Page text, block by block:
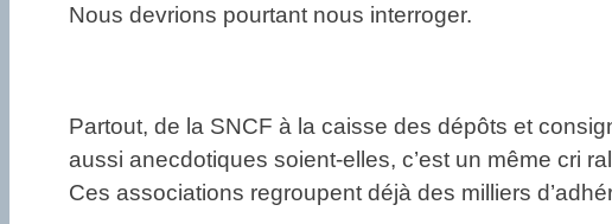
Nous devrions pourtant nous interroger.
Partout, de la SNCF à la caisse des dépôts et
aussi anecdotiques soient-elles, c’est un même cri
Ces associations regroupent déjà des milliers